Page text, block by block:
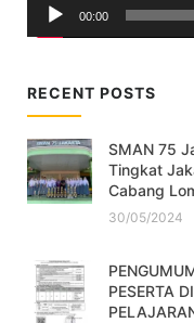
00:00
RECENT POSTS
SMAN 75
Tingkat
Cabang
30/05/2024
PESERTA